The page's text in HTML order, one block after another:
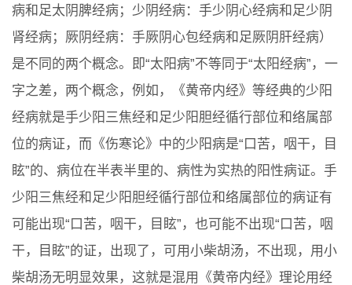
病和足太阴脾经病；少阴经病：手少阴心经病和足少阴
肾经病；厥阴经病：手厥阴心包经病和足厥阴肝经病）
是不同的两个概念。即“太阳病”不等同于“太阳经病”，一
字之差，两个概念，例如，《黄帝内经》等经典的少阳
经病就是手少阳三焦经和足少阳胆经循行部位和络属部
位的病证，而《伤寒论》中的少阳病是“口苦，咽干，目
眩”的、病位在半表半里的、病性为实热的阳性病证。手
少阳三焦经和足少阳胆经循行部位和络属部位的病证有
可能出现“口苦，咽干，目眩”，也可能不出现“口苦，咽
干，目眩”的证，出现了，可用小柴胡汤，不出现，用小
柴胡汤无明显效果，这就是混用《黄帝内经》理论用经